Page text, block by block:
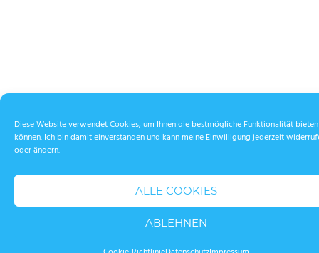
Diese Website verwendet Cookies, um Ihnen die bestmögliche Funktionalität
können. Ich bin damit einverstanden und kann meine Einwilligung jederzeit
oder ändern.
ALLE COOKIES
ABLEHNEN